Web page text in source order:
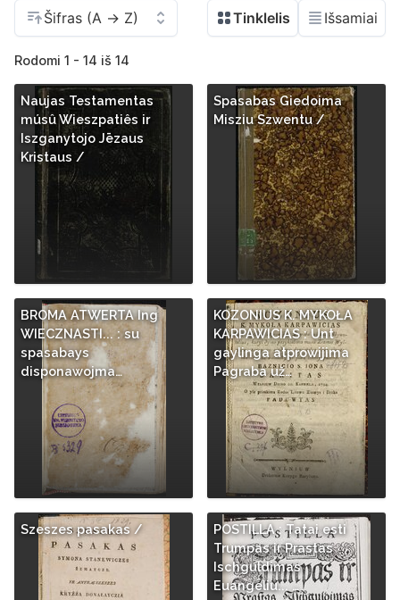
Rodomi 1 - 14 iš 14
Naujas Testamentas
músû Wieszpatiês ir
Iszganytojo Jēzaus
Kristaus /
Spasabas Giedoima
Misziu Szwentu /
BROMA ATWERTA Ing
WIECZNASTI... : su
spasabays
disponawojma…
KOZONIUS K. MYKOŁA
KARPAWICIAS : Unt
gaylinga atprowijima
Pagraba už…
Szeszes pasakas /
POSTILLA : Tatai esti
Trumpas ir Prastas
Ischguldimas
Euangeliu... …